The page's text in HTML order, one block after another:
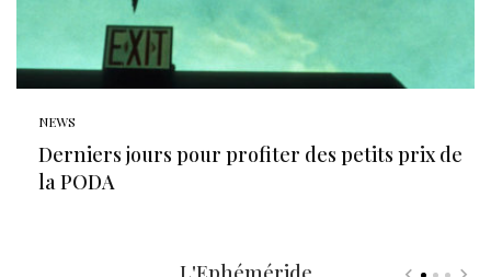
NEWS
Derniers jours pour profiter des petits prix de
la PODA